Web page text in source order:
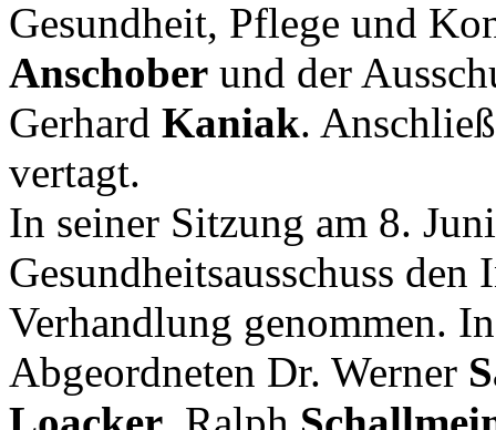
Gesundheit, Pflege und
Anschober und der
Gerhard Kaniak.
vertagt.
In seiner Sitzung am 8.
Gesundheitsausschuss
Verhandlung genommen.
Abgeordneten Dr. Werner